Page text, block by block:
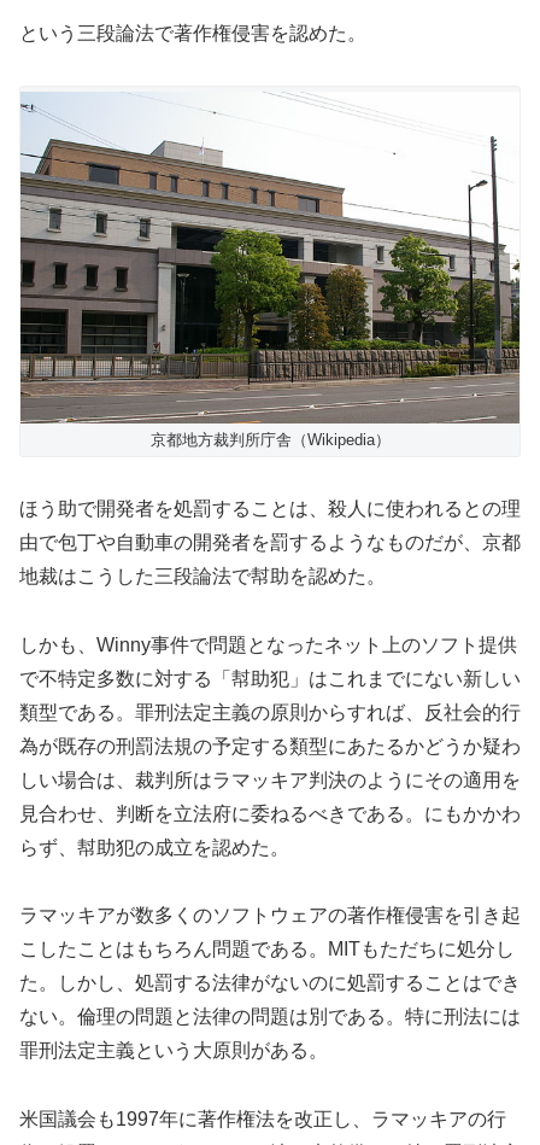
という三段論法で著作権侵害を認めた。
京都地方裁判所庁舎（Wikipedia）
ほう助で開発者を処罰することは、殺人に使われるとの理
由で包丁や自動車の開発者を罰するようなものだが、京都
地裁はこうした三段論法で幇助を認めた。
しかも、Winny事件で問題となったネット上のソフト提供
で不特定多数に対する「幇助犯」はこれまでにない新しい
類型である。罪刑法定主義の原則からすれば、反社会的行
為が既存の刑罰法規の予定する類型にあたるかどうか疑わ
しい場合は、裁判所はラマッキア判決のようにその適用を
見合わせ、判断を立法府に委ねるべきである。にもかかわ
らず、幇助犯の成立を認めた。
ラマッキアが数多くのソフトウェアの著作権侵害を引き起
こしたことはもちろん問題である。MITもただちに処分し
た。しかし、処罰する法律がないのに処罰することはでき
ない。倫理の問題と法律の問題は別である。特に刑法には
罪刑法定主義という大原則がある。
米国議会も1997年に著作権法を改正し、ラマッキアの行